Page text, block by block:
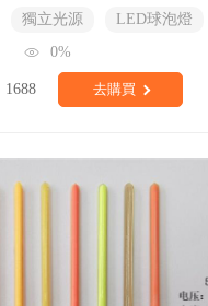
獨立光源
LED球泡燈
0%
1688 去購買